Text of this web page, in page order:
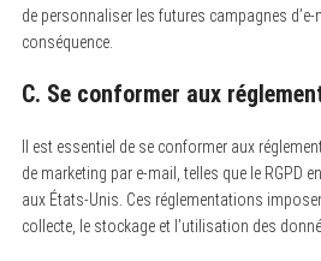
de personnaliser les futures campagnes
conséquence.
C. Se conformer aux
Il est essentiel de se conformer aux
de marketing par e-mail, telles que le RGPD
aux États-Unis. Ces réglementations
collecte, le stockage et l’utilisation des